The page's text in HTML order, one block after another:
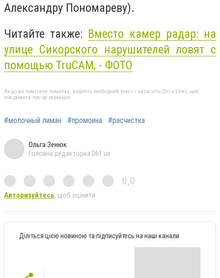
Александру Пономареву).
Читайте также: Вместо камер радар: на
улице Сикорского нарушителей ловят с
помощью TruCAM, - ФОТО
Якщо ви помітили помилку, виділіть необхідний текст і натисніть Ctrl + Enter, щоб
повідомити про це редакцію
#молочный лиман #промоина #расчистка
Ольга Зенюк
Головна редакторка 061.ua
0,0
Авторизуйтесь, щоб оцінити
Діліться цією новиною та підписуйтесь на наші канали